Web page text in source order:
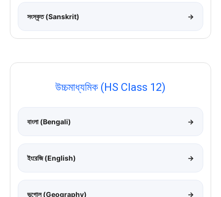
সংস্কৃত (Sanskrit) →
উচ্চমাধ্যমিক (HS Class 12)
বাংলা (Bengali) →
ইংরেজি (English) →
ভূগোল (Geography) →